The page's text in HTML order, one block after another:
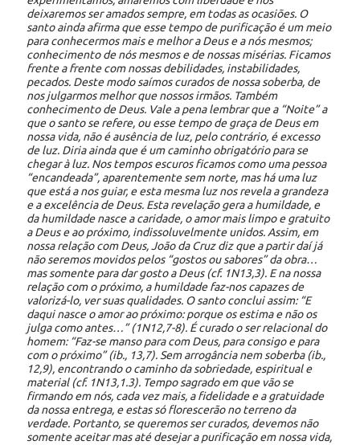
deixaremos ser amados sempre, em todas as ocasiões. O
santo ainda afirma que esse tempo de purificação é um meio
para conhecermos mais e melhor a Deus e a nós mesmos;
conhecimento de nós mesmos e de nossas misérias. Ficamos
frente a frente com nossas debilidades, instabilidades,
pecados. Deste modo saímos curados de nossa soberba, de
nos julgarmos melhor que nossos irmãos. Também
conhecimento de Deus. Vale a pena lembrar que a “Noite” a
que o santo se refere, ou esse tempo de graça de Deus em
nossa vida, não é ausência de luz, pelo contrário, é excesso
de luz. Diria ainda que é um caminho obrigatório para se
chegar à luz. Nos tempos escuros ficamos como uma pessoa
“encandeada”, aparentemente sem norte, mas há uma luz
que está a nos guiar, e esta mesma luz nos revela a grandeza
e a excelência de Deus. Esta revelação gera a humildade, e
da humildade nasce a caridade, o amor mais limpo e gratuito
a Deus e ao próximo, indissoluvelmente unidos. Assim, em
nossa relação com Deus, João da Cruz diz que a partir daí já
não seremos movidos pelos “gostos ou sabores” da obra…
mas somente para dar gosto a Deus (cf. 1N13,3). E na nossa
relação com o próximo, a humildade faz-nos capazes de
valorizá-lo, ver suas qualidades. O santo conclui assim: “E
daqui nasce o amor ao próximo: porque os estima e não os
julga como antes…” (1N12,7-8). É curado o ser relacional do
homem: “Faz-se manso para com Deus, para consigo e para
com o próximo” (ib., 13,7). Sem arrogância nem soberba (ib.,
12,9), encontrando o caminho da sobriedade, espiritual e
material (cf. 1N13,1.3). Tempo sagrado em que vão se
firmando em nós, cada vez mais, a fidelidade e a gratuidade
da nossa entrega, e estas só florescerão no terreno da
verdade. Portanto, se queremos ser curados, devemos não
somente aceitar mas até desejar a purificação em nossa vida,